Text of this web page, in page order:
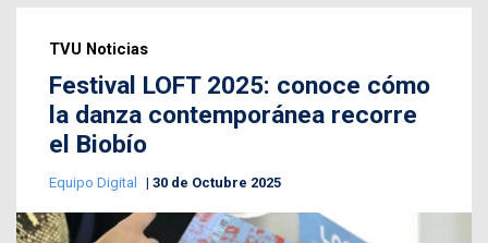
TVU Noticias
Festival LOFT 2025: conoce cómo
la danza contemporánea recorre
el Biobío
Equipo Digital 30 de Octubre 2025